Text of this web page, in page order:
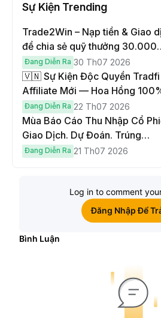
Sự Kiện Trending
Trade2Win – Nạp tiền & Giao
để chia sẻ quỹ thưởng 30.000
USDT
Đang Diễn Ra 30 Th07 2026
🇻🇳 Sự Kiện Độc Quyền Tradfi
Affiliate Mới — Hoa Hồng
Hoàn Phí Qua Đêm
Đang Diễn Ra 22 Th07 2026
Mùa Báo Cáo Thu Nhập Cổ
Giao Dịch. Dự Đoán. Trúng
Cybertruck!
Đang Diễn Ra 21 Th07 2026
Log in to comment
Đăng Nhập Để
Bình Luận